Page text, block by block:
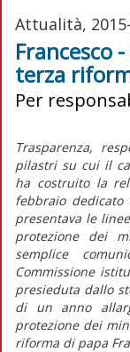
Attualità,
Francesco
terza
Per
Trasparenza,
pilastri su cui il
ha costruito la
febbraio
presentava le
protezione dei
semplice
Commissione
presieduta dallo
di un anno
protezione dei
riforma di papa